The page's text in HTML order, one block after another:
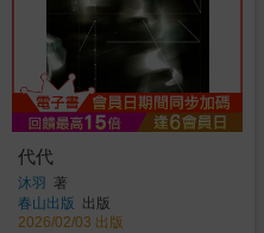
代代
沐羽 著
春山出版
出版
2026/02/03 出版